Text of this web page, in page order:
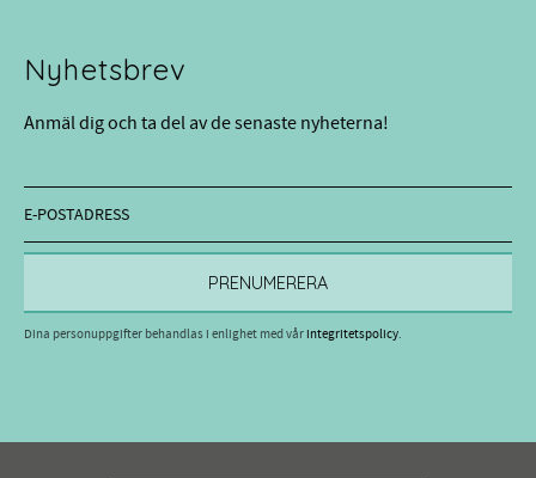
Nyhetsbrev
Anmäl dig och ta del av de senaste nyheterna!
PRENUMERERA
Dina personuppgifter behandlas i enlighet med vårintegritetspolicy.